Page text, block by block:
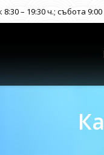
– 19:30 ч.; събота 9:00